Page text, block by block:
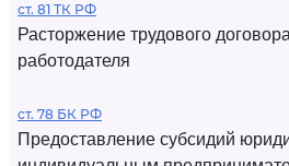
ст. 81 ТК РФ
Расторжение трудового
работодателя
ст. 78 БК РФ
Предоставление субсидий